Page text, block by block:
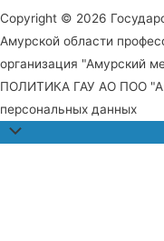
Copyright © 2026
Амурской области
организация "Амурский
ПОЛИТИКА ГАУ АО ПОО
персональных данных
Прокрутить